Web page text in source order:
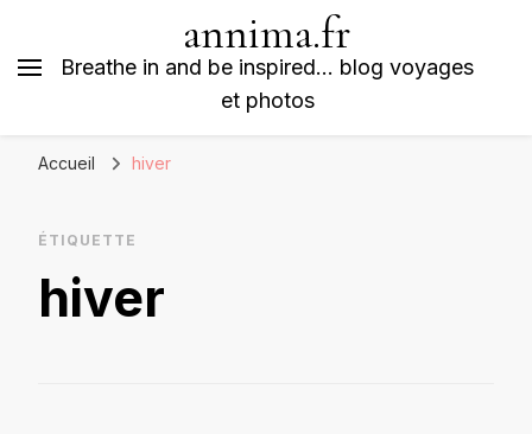
annima.fr
Breathe in and be inspired… blog voyages
et photos
Accueil hiver
ÉTIQUETTE
hiver